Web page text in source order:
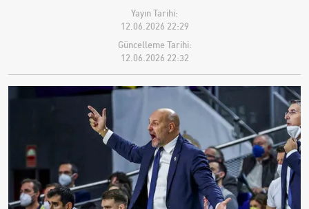
Yayın Tarihi:
12.06.2026 22:29
Güncelleme Tarihi:
12.06.2026 22:32